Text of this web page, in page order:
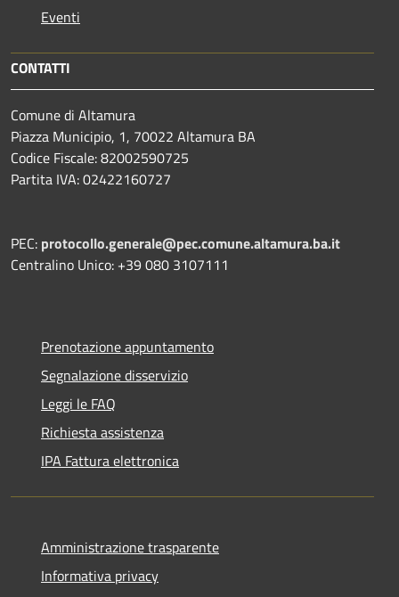
Eventi
CONTATTI
Comune di Altamura
Piazza Municipio, 1, 70022 Altamura BA
Codice Fiscale: 82002590725
Partita IVA: 02422160727
PEC: protocollo.generale@pec.comune.altamura.ba.it
Centralino Unico: +39 080 3107111
Prenotazione appuntamento
Segnalazione disservizio
Leggi le FAQ
Richiesta assistenza
IPA Fattura elettronica
Amministrazione trasparente
Informativa privacy